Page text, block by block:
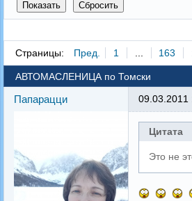
Страницы: Пред. 1 ... 163
АВТОМАСЛЕНИЦА по Томски
Папарацци 09.03.2011
Цитата
Это не